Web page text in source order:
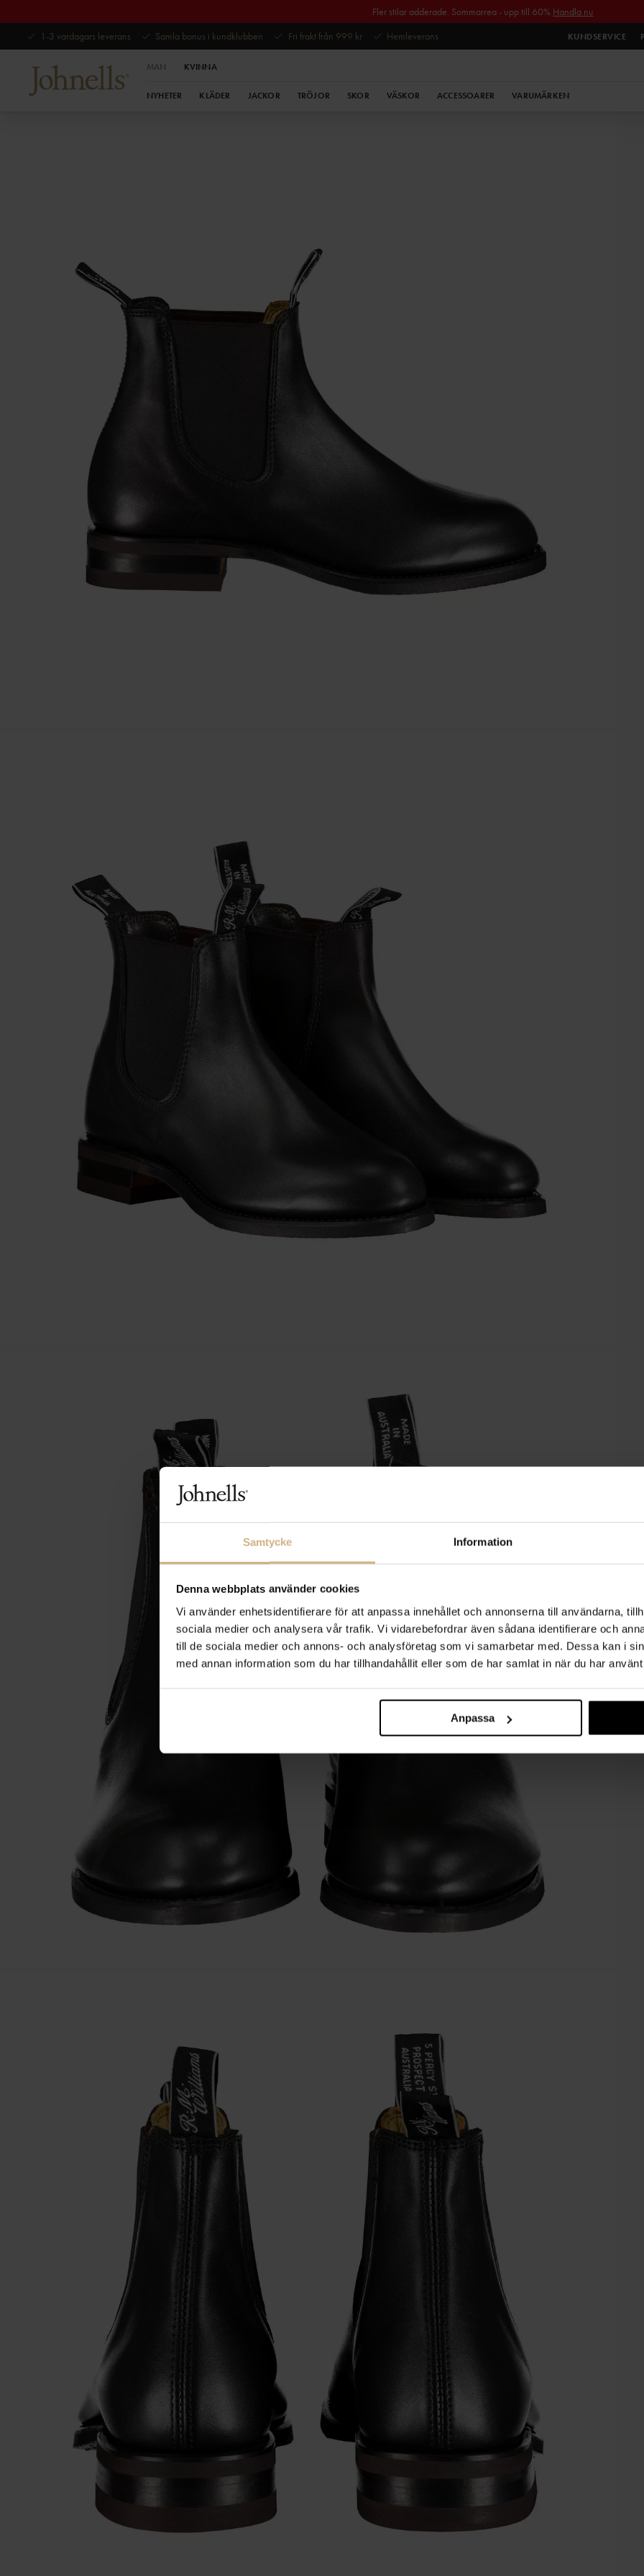
Samtycke Information
Denna webbplats använder cookies
Vi använder enhetsidentifierare för att anpassa innehållet och annonserna till användarna,
sociala medier och analysera vår trafik. Vi vidarebefordrar även sådana identifierare och
till de sociala medier och annons- och analysföretag som vi samarbetar med. Dessa kan i
med annan information som du har tillhandahållit eller som de har samlat in när du har
Anpassa
Fler stilar adderade. Sommarrea - upp till 60% Handla nu
1-3 vardagars leverans
Samla bonus i kundklubben Fri frakt från 999 kr Hemleverans KUNDSERVICE
MAN KVINNA
NYHETER KLÄDER JACKOR TRÖJOR SKOR VÄSKOR ACCESSOARER VARUMÄRKEN